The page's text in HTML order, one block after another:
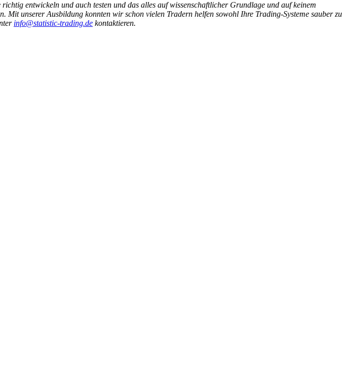
entwickeln und auch testen und das alles auf wissenschaftlicher Grundlage und auf keinem
Mit unserer Ausbildung konnten wir schon vielen Tradern helfen sowohl Ihre Trading-Systeme sauber zu
info@statistic-trading.de kontaktieren.